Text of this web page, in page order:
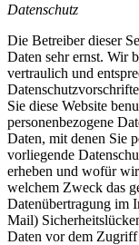
Datenschutz
Die Betreiber dieser
Daten sehr ernst. Wir
vertraulich und
Sie diese Website
personenbezogene
Daten, mit denen Sie
vorliegende
erheben und wofür
welchem Zweck das
Datenübertragung im
Mail)
Daten vor dem